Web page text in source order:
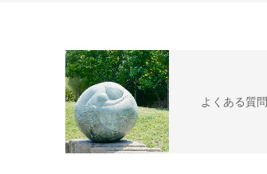
よくある質問